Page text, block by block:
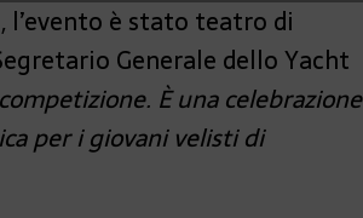
l’evento è stato teatro di
Generale dello Yacht
È una celebrazione
per i giovani velisti di